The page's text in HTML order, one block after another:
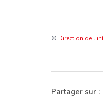
© Direction de
Partager sur :